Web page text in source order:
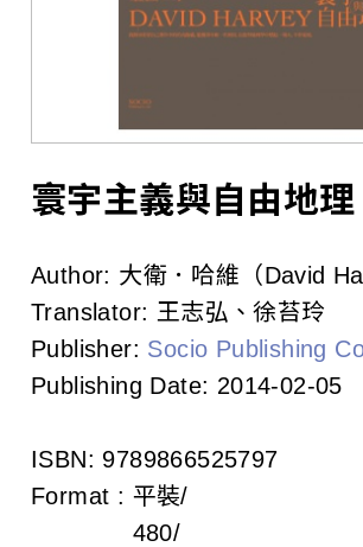
h
e
s
A
s
s
o
寰宇主義與自由地理
Author: 大衛．哈維（David
Translator: 王志弘、徐苔玲
Publisher: Socio Publishing
Publishing Date: 2014-02-05
ISBN: 9789866525797
Format : 平裝
480